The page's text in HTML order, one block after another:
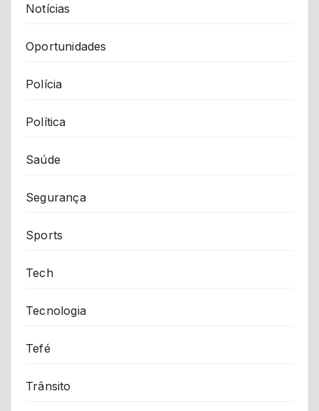
Notícias
Oportunidades
Polícia
Política
Saúde
Segurança
Sports
Tech
Tecnologia
Tefé
Trânsito